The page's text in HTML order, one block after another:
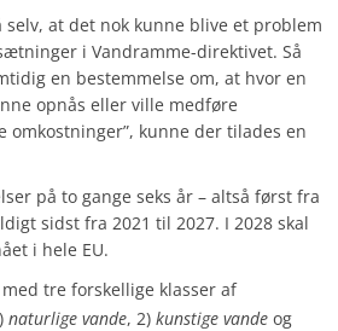
selv, at det nok kunne blive et problem
i Vandramme-direktivet. Så
en bestemmelse om, at hvor en
opnås eller ville medføre
omkostninger”, kunne der tilades en
på to gange seks år – altså først fra
sidst fra 2021 til 2027. I 2028 skal
i hele EU.
tre forskellige klasser af
naturlige vande, 2) kunstige vande og